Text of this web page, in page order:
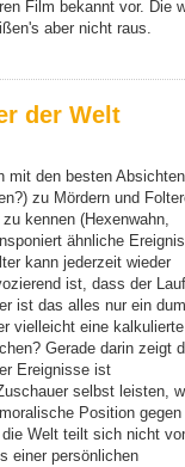
Film bekannt vor. Die
aber nicht raus.
der Welt
mit den besten Absichten
zu Mördern und
kennen (Hexenwahn,
ähnliche
kann jederzeit wieder
ist, dass der
ist das alles nur ein
vielleicht eine
Gerade darin zeigt
Ereignisse ist
selbst leisten,
Position gegen
Welt teilt sich nicht
einer persönlichen